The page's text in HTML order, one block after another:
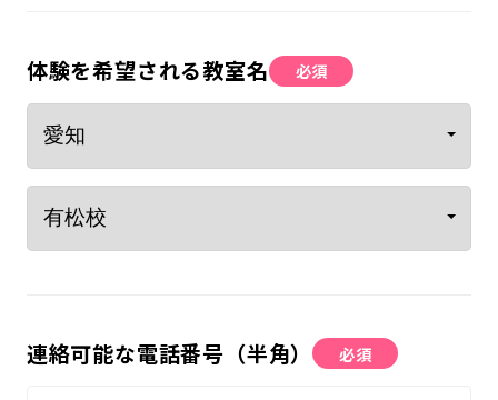
体験を希望される教室名 必須
連絡可能な電話番号（半角） 必須